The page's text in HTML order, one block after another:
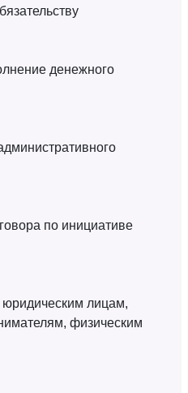
денежного
по инициативе
лицам,
физическим